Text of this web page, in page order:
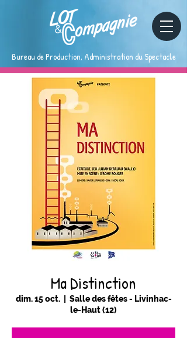
Bureau de Production, Administration du Spectacle
Ma Distinction
dim. 15 oct.
  |
Salle des fêtes - Livinhac-
le-Haut (12)